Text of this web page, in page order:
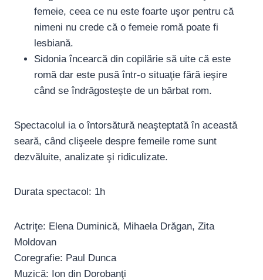
femeie, ceea ce nu este foarte uşor pentru că
nimeni nu crede că o femeie romă poate fi
lesbiană.
Sidonia încearcă din copilărie să uite că este
romă dar este pusă într-o situaţie fără ieşire
când se îndrăgosteşte de un bărbat rom.
Spectacolul ia o întorsătură neaşteptată în această
seară, când clişeele despre femeile rome sunt
dezvăluite, analizate şi ridiculizate.
Durata spectacol: 1h
Actriţe: Elena Duminică, Mihaela Drăgan, Zita
Moldovan
Coregrafie: Paul Dunca
Muzică: Ion din Dorobanţi